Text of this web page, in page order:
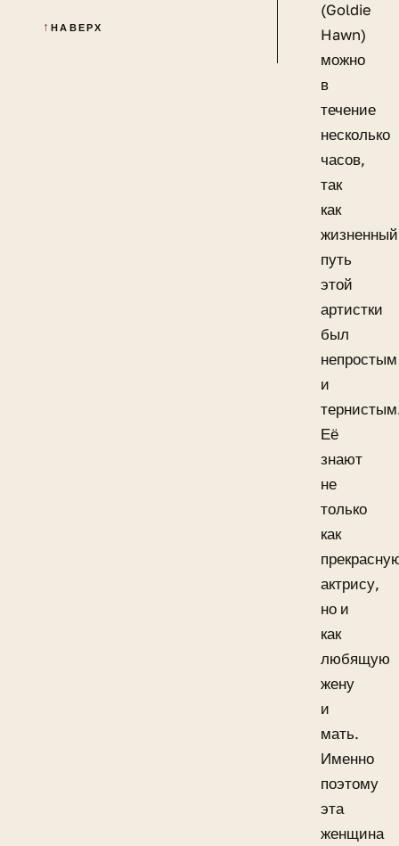
НАВЕРХ
(Goldie
Hawn)
можно
в
течение
несколько
часов,
так
как
жизненный
путь
этой
артистки
был
непростым
и
Её
знают
не
только
как
актрису,
но и
как
любящую
жену
и
мать.
Именно
поэтому
эта
женщина